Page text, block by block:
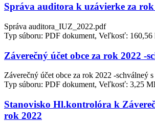
Správa auditora k uzávierke za rok
Správa auditora_IUZ_2022.pdf
Typ súboru: PDF dokument, Veľkosť: 160,56
Záverečný účet obce za rok 2022 -
Záverečný účet obce za rok 2022 -schválneý
Typ súboru: PDF dokument, Veľkosť: 3,25
Stanovisko Hl.kontrolóra k
rok 2022